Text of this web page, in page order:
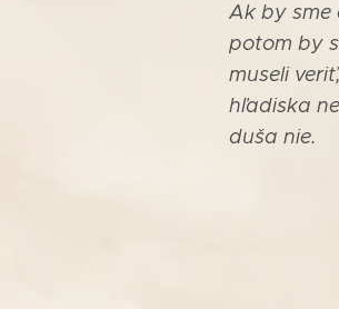
Ak by sme
potom by
museli
hľadiska
duša nie.